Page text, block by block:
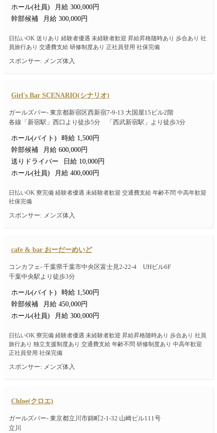
ホール(社員)
月給 300,000円
幹部候補
月給 300,000円
日払いOK 送りあり 経験者優遇 未経験者歓迎 昇給昇格随時あり 歩合あり 社
員旅行あり 交通費支給 研修制度あり 正社員登用 社保完備
スポンサー: メンズ体入
Girl's Bar SCENARIO(シナリオ)
ガールズバー- 東京都新宿区西新宿7-9-13 大国屋15ビル2階
各線「新宿駅」西口より徒歩5分 「西武新宿駅」より徒歩3分
ホール(バイト)
時給 1,500円
幹部候補
月給 600,000円
送りドライバー
日給 10,000円
ホール(社員)
月給 400,000円
日払いOK 寮完備 経験者優遇 未経験者歓迎 交通費支給 年齢不問 中高年歓迎
社保完備
スポンサー: メンズ体入
cafe & bar おーだーめいど
コンカフェ- 千葉県千葉市中央区富士見2-22-4 UHビル6F
千葉中央駅より徒歩3分
ホール(バイト)
時給 1,500円
幹部候補
月給 450,000円
ホール(社員)
月給 300,000円
日払いOK 寮完備 経験者優遇 未経験者歓迎 昇給昇格随時あり 歩合あり 社員
旅行あり 独立支援制度あり 交通費支給 年齢不問 研修制度あり 中高年歓迎
正社員登用 社保完備
スポンサー: メンズ体入
Chloe(クロエ)
ガールズバー- 東京都立川市錦町2-1-32 山崎ビル111号
立川